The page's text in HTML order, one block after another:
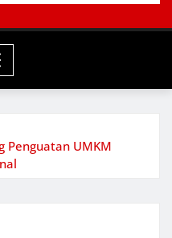
Penguatan UMKM